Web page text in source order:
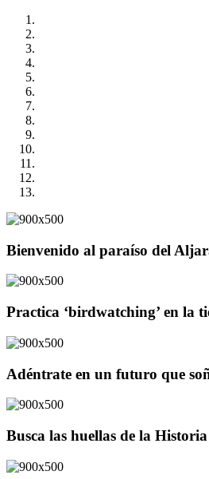
Bienvenido al paraíso del
Practica ‘birdwatching’ en la
Adéntrate en un futuro que
Busca las huellas de la